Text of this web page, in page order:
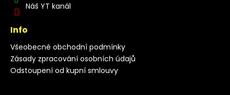
Náš YT kanál
Info
Všeobecné obchodní podmínky
Zásady zpracování osobních údajů
Odstoupení od kupní smlouvy